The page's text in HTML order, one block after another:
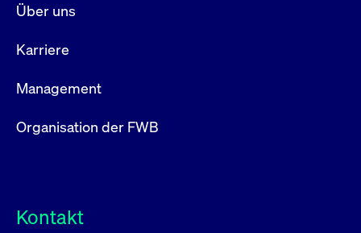
Über uns
Karriere
Management
Organisation der FWB
Kontakt